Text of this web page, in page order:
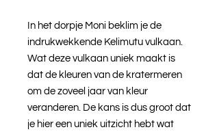
In het dorpje Moni beklim je de
indrukwekkende Kelimutu vulkaan.
Wat deze vulkaan uniek maakt is
dat de kleuren van de kratermeren
om de zoveel jaar van kleur
veranderen. De kans is dus groot dat
je hier een uniek uitzicht hebt wat